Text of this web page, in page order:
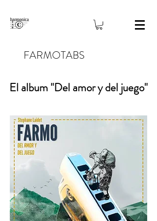
FARMOTABS
El album "Del amor y del juego"